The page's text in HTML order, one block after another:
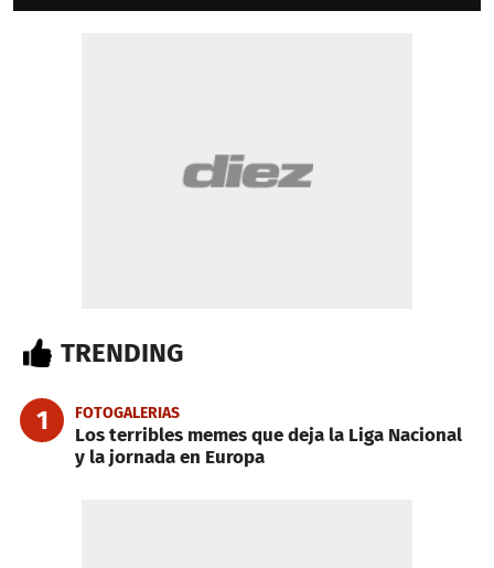
TRENDING
1 FOTOGALERIAS
Los terribles memes que deja la Liga Nacional
y la jornada en Europa